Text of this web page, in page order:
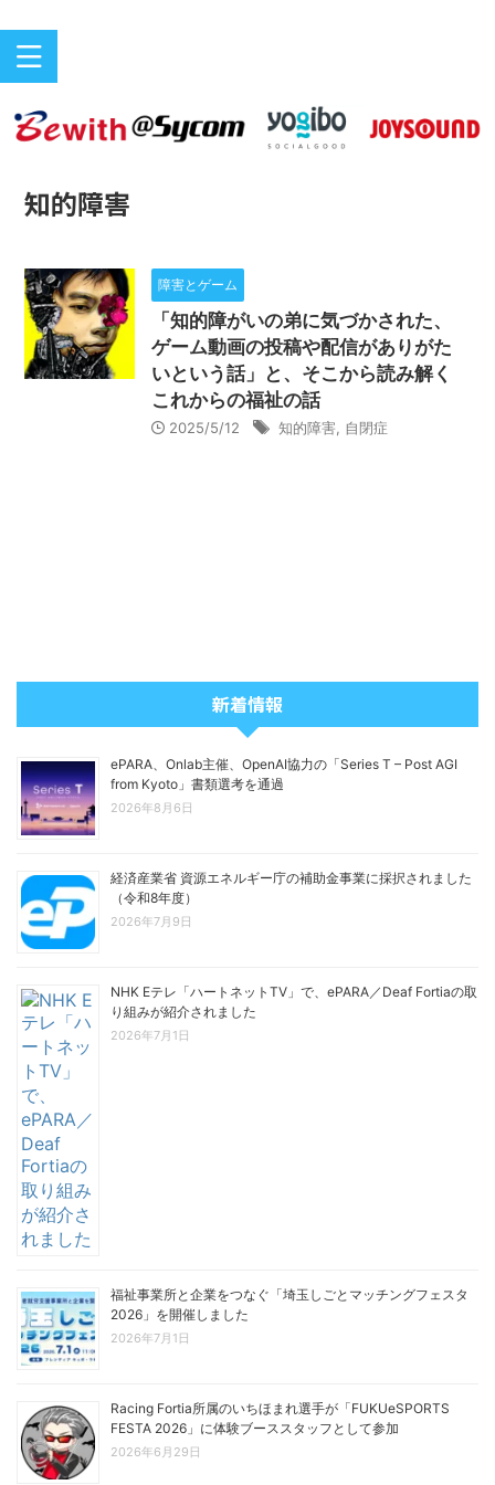
知的障害
障害とゲーム
「知的障がいの弟に気づかされた、
ゲーム動画の投稿や配信がありがた
いという話」と、そこから読み解く
これからの福祉の話
2025/5/12 知的障害 自閉症
新着情報
ePARA、Onlab主催、OpenAI協力の「Series T – Post AGI
from Kyoto」書類選考を通過
2026年8月6日
経済産業省 資源エネルギー庁の補助金事業に採択されました
（令和8年度）
2026年7月9日
NHK Eテレ「ハートネットTV」で、ePARA／Deaf Fortiaの取
り組みが紹介されました
2026年7月1日
福祉事業所と企業をつなぐ「埼玉しごとマッチングフェスタ
2026」を開催しました
2026年7月1日
Racing Fortia所属のいちほまれ選手が「FUKUeSPORTS
FESTA 2026」に体験ブーススタッフとして参加
2026年6月29日